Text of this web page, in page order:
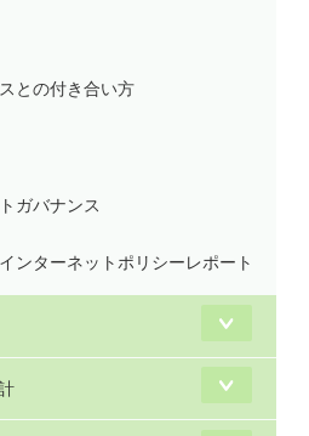
との付き合い方
ガバナンス
ンターネットポリシーレポート